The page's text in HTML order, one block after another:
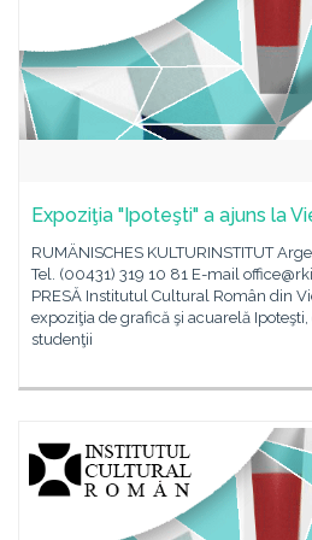
Expoziţia "Ipoteşti" a ajuns la
RUMÄNISCHES KULTURINSTITUT
Tel. (00431) 319 10 81 E-mail
PRESĂ Institutul Cultural Român din
expoziţia de grafică şi acuarelă
studenţii